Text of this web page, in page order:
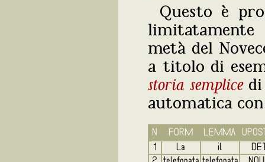
Questo è
metà del
a titolo di
storia semplice
automatica
N FORM LEMMA
1
La il